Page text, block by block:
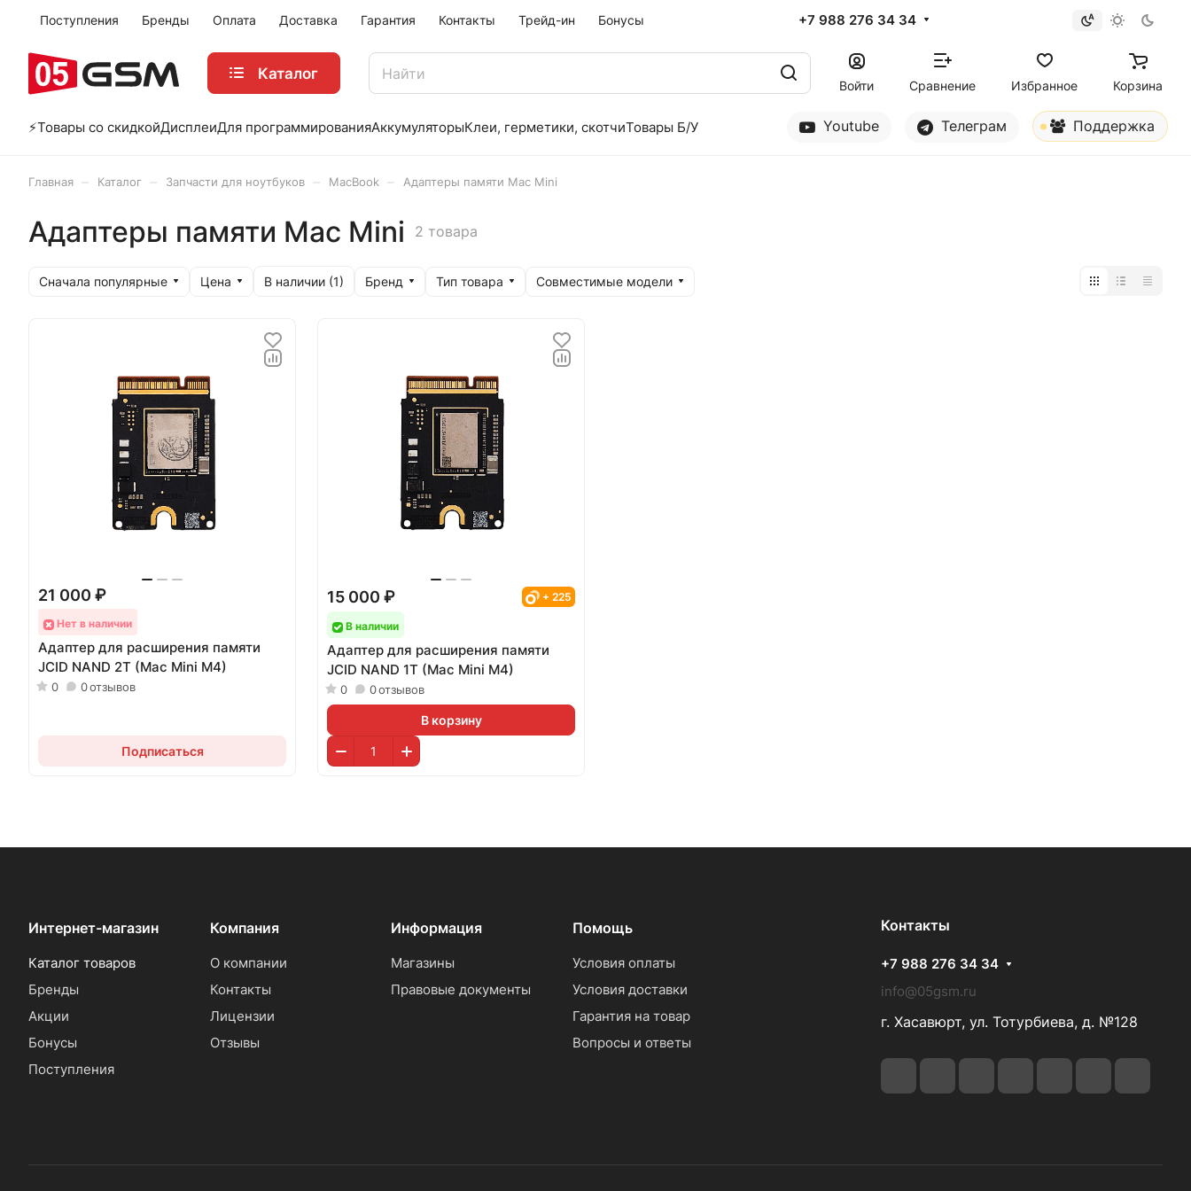
Поступления Бренды Оплата Доставка Гарантия Контакты Трейд-ин Бонусы +7 988 276 34 34
Каталог
Войти Сравнение Избранное Корзина
⚡️Товары со скидкойДисплеиДля программированияАккумуляторыКлеи, герметики, скотчиТовары Б/У Youtube Телеграм Поддержка
Главная Каталог Запчасти для ноутбуков MacBook Адаптеры памяти Mac Mini
Адаптеры памяти Mac Mini 2 товара
Сначала популярные Цена В наличии (1) Бренд Тип товара Совместимые модели
21 000 ₽
Нет в наличии
Адаптер для расширения памяти
JCID NAND 2T (Mac Mini M4)
0 0отзывов
Подписаться
15 000 ₽ + 225
В наличии
Адаптер для расширения памяти
JCID NAND 1T (Mac Mini M4)
0 0отзывов
В корзину
Интернет-магазин
Каталог товаров
Бренды
Акции
Бонусы
Поступления
Компания
О компании
Контакты
Лицензии
Отзывы
Информация
Магазины
Правовые документы
Помощь
Условия оплаты
Условия доставки
Гарантия на товар
Вопросы и ответы
Контакты
+7 988 276 34 34
info@05gsm.ru
г. Хасавюрт, ул. Тотурбиева, д. №128